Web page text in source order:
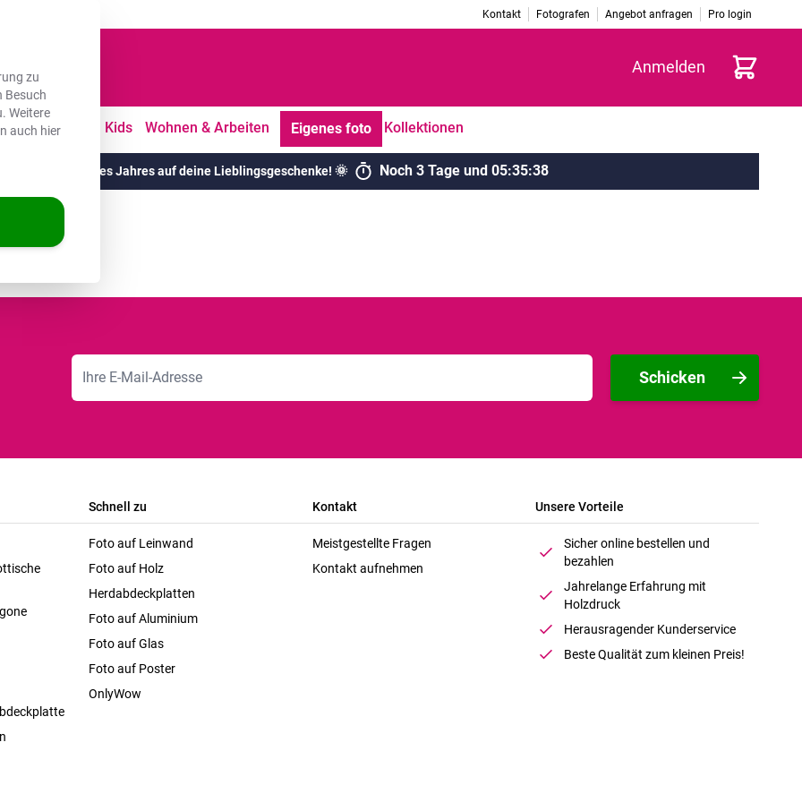
zu
Besuch
Weitere
auch hier
Kontakt Fotografen Angebot anfragen Pro login
Anmelden Warenkorb
Freizeit Kids Wohnen & Arbeiten Eigenes foto Kollektionen
Rabatte des Jahres auf deine Lieblingsgeschenke! 🌞 Noch 3 Tage und 05:35:38
E-Mailadresse
Schicken
Schnell zu
Foto auf Leinwand
Foto auf Holz
Herdabdeckplatten
Foto auf Aluminium
Foto auf Glas
Foto auf Poster
OnlyWow
Kontakt
Meistgestellte Fragen
Kontakt aufnehmen
Unsere Vorteile
Sicher online bestellen und
bezahlen
Jahrelange Erfahrung mit
Holzdruck
Herausragender Kunderservice
Beste Qualität zum kleinen Preis!